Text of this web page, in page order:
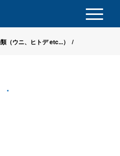
（ウニ、ヒトデ etc...）
/